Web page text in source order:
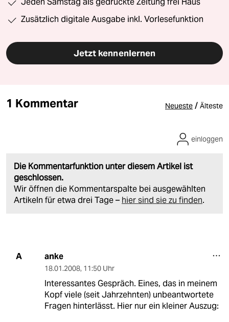
Zusätzlich digitale Ausgabe inkl. Vorlesefunktion
Jetzt kennenlernen
1 Kommentar Neueste / Älteste
Die Kommentarfunktion unter diesem Artikel ist
geschlossen.
Wir öffnen die Kommentarspalte bei ausgewählten
Artikeln für etwa drei Tage – hier sind sie zu finden.
einloggen
A anke
18.01.2008, 11:50 Uhr
Interessantes Gespräch. Eines, das in meinem
Kopf viele (seit Jahrzehnten) unbeantwortete
Fragen hinterlässt. Hier nur ein kleiner Auszug: